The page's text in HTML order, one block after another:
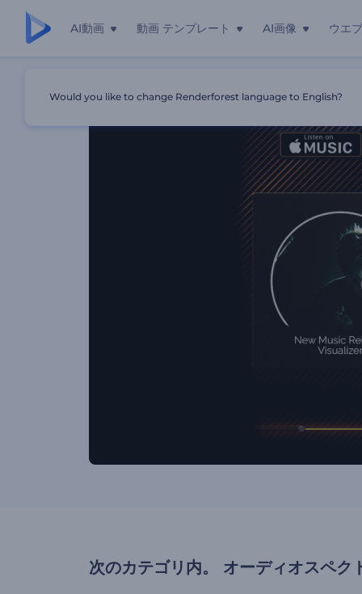
AI動画 動画 テンプレート AI画像 ウエ
次のカテゴリ内。 オーディオスペク
Would you like to change Renderforest language to English?